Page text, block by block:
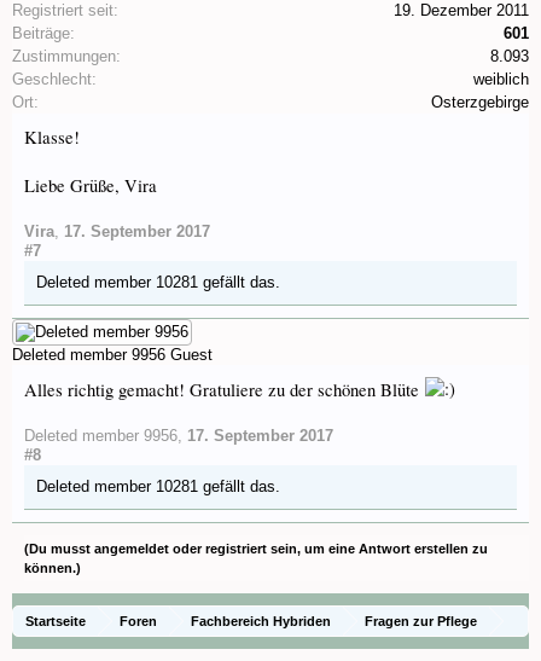
Registriert seit:
19. Dezember 2011
Beiträge:
601
Zustimmungen:
8.093
Geschlecht:
weiblich
Ort:
Osterzgebirge
Klasse!
Liebe Grüße, Vira
Vira, 17. September 2017
#7
Deleted member 10281 gefällt das.
Deleted member 9956 Guest
Alles richtig gemacht! Gratuliere zu der schönen Blüte
Deleted member 9956, 17. September 2017
#8
Deleted member 10281 gefällt das.
(Du musst angemeldet oder registriert sein, um eine Antwort erstellen zu
können.)
Startseite Foren Fachbereich Hybriden Fragen zur Pflege